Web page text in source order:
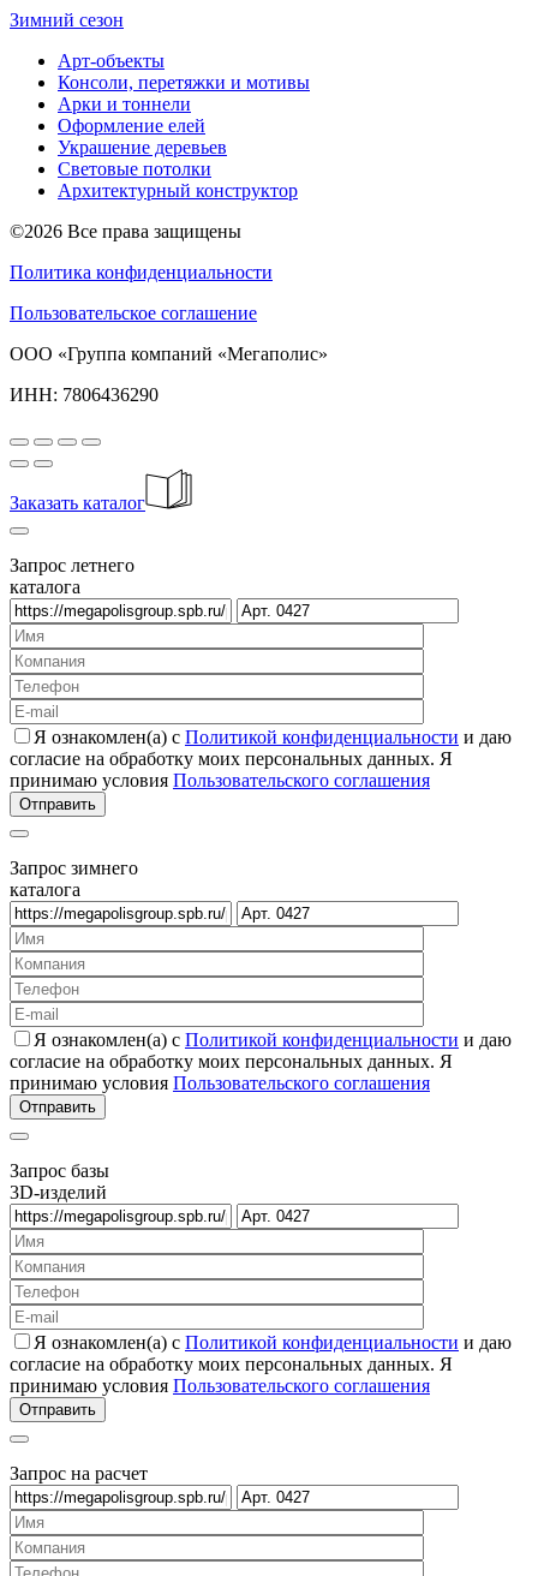
Зимний сезон
Арт-объекты
Консоли, перетяжки и мотивы
Арки и тоннели
Оформление елей
Украшение деревьев
Световые потолки
Архитектурный конструктор
©2026 Все права защищены
Политика конфиденциальности
Пользовательское соглашение
ООО «Группа компаний «Мегаполис»
ИНН: 7806436290
Заказать каталог
Запрос летнего
каталога
Я ознакомлен(а) с Политикой конфиденциальности и даю
согласие на обработку моих персональных данных. Я
принимаю условия Пользовательского соглашения
Запрос зимнего
каталога
Я ознакомлен(а) с Политикой конфиденциальности и даю
согласие на обработку моих персональных данных. Я
принимаю условия Пользовательского соглашения
Запрос базы
3D-изделий
Я ознакомлен(а) с Политикой конфиденциальности и даю
согласие на обработку моих персональных данных. Я
принимаю условия Пользовательского соглашения
Запрос на расчет